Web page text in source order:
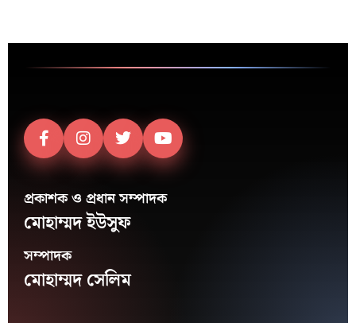
প্রকাশক ও প্রধান সম্পাদক
মোহাম্মদ ইউসুফ
সম্পাদক
মোহাম্মদ সেলিম